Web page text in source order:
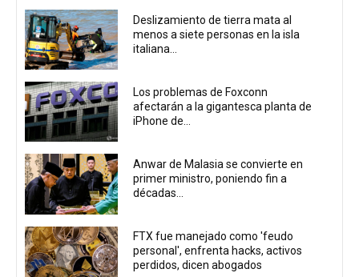
Deslizamiento de tierra mata al
menos a siete personas en la isla
italiana...
Los problemas de Foxconn
afectarán a la gigantesca planta de
iPhone de...
Anwar de Malasia se convierte en
primer ministro, poniendo fin a
décadas...
FTX fue manejado como 'feudo
personal', enfrenta hacks, activos
perdidos, dicen abogados